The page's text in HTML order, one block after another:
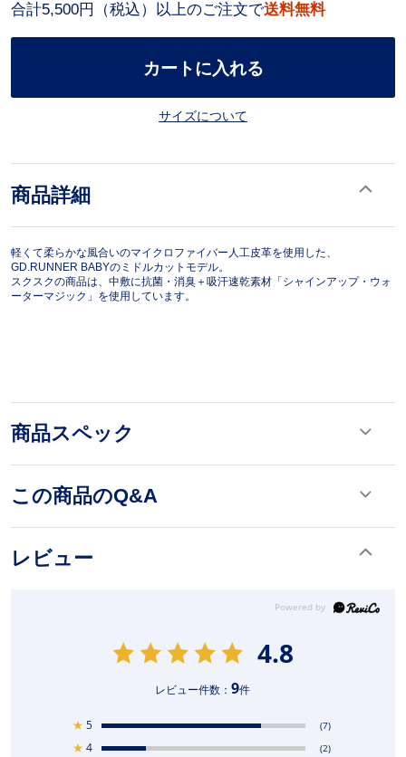
合計5,500円（税込）以上のご注文で送料無料
カートに入れる
サイズについて
商品詳細
軽くて柔らかな風合いのマイクロファイバー人工皮革を使用した、
GD.RUNNER BABYのミドルカットモデル。
スクスクの商品は、中敷に抗菌・消臭＋吸汗速乾素材「シャインアップ・ウォ
ーターマジック」を使用しています。
商品スペック
この商品のQ&A
レビュー
4.8
レビュー件数：9件
★ 5 (7)
★ 4 (2)